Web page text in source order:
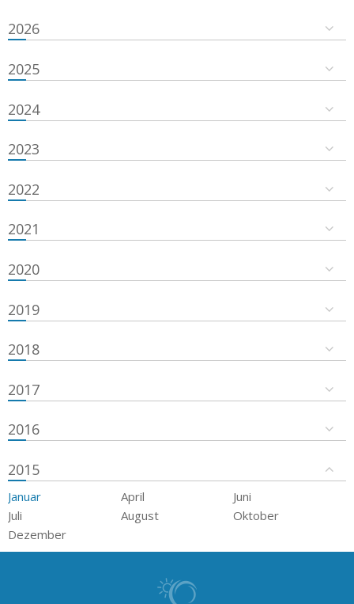
2026
2025
2024
2023
2022
2021
2020
2019
2018
2017
2016
2015
Januar April
Juni
Juli
August
Oktober
Dezember